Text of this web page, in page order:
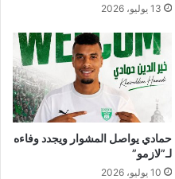
13 يوليو، 2026
حمادي يواصل المشوار ويجدد وفاءه
لـ”لازمو”
10 يوليو، 2026